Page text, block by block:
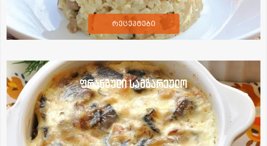
რეცეპტები
ფრანგული სამზარეულო